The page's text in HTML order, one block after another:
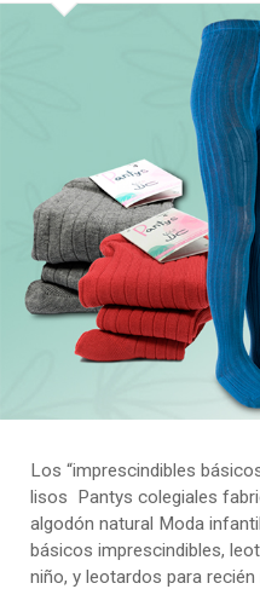
Los “imprescindibles
lisos Pantys colegiales
algodón natural Moda
básicos imprescindibles,
niño, y leotardos para